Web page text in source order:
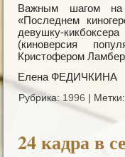
Важным шагом
«Последнем
девушку-
(киноверсия
Кристофером
Елена ФЕДИЧКИНА
Рубрика: 1996 | Метки:
24 кадра в